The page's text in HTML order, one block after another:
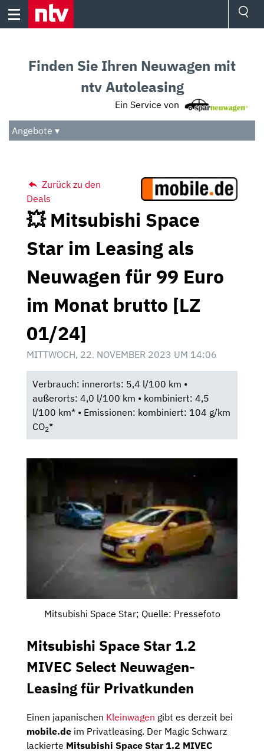
Skip
Audio
Das Beste
Finden Sie Ihren Neuwagen mit
ntv Autoleasing
Ein Service von
Angebote ▾
Zurück zu den
Deals
💥 Mitsubishi Space
Star im Leasing als
Neuwagen für 99 Euro
im Monat brutto [LZ
01/24]
MITTWOCH, 22. NOVEMBER 2023 UM 14:06
Verbrauch: innerorts: 5,4 l/100 km •
außerorts: 4,0 l/100 km • kombiniert: 4,5
l/100 km* • Emissionen: kombiniert: 104 g/km
CO2*
Mitsubishi Space Star; Quelle: Pressefoto
Mitsubishi Space Star 1.2
MIVEC Select Neuwagen-
Leasing für Privatkunden
Einen japanischen Kleinwagen gibt es derzeit bei
mobile.de im Privatleasing. Der Magic Schwarz
lackierte Mitsubishi Space Star 1.2 MIVEC